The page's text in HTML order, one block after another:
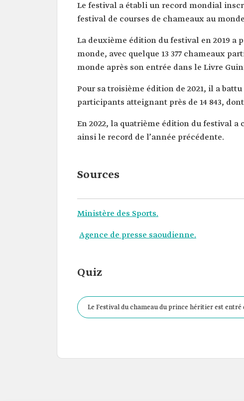
Le festival a établi un record mondial
festival de courses de chameaux au
La deuxième édition du festival en 2019 a
monde, avec quelque 13 377 chameaux
monde après son entrée dans le Livre
Pour sa troisième édition de 2021, il a
participants atteignant près de 14 843,
En 2022, la quatrième édition du festival
ainsi le record de l’année précédente.
Sources
Ministère des Sports.
Agence de presse saoudienne.
Quiz
Le Festival du chameau du prince héritier est entré